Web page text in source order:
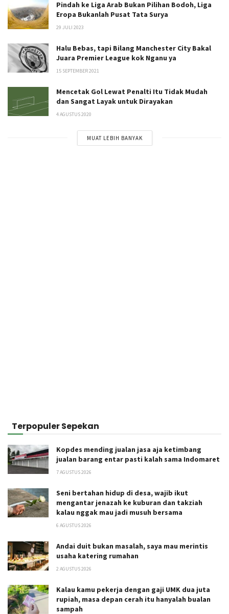
Pindah ke Liga Arab Bukan Pilihan Bodoh, Liga
Eropa Bukanlah Pusat Tata Surya
29 JULI 2023
Halu Bebas, tapi Bilang Manchester City Bakal
Juara Premier League kok Nganu ya
15 SEPTEMBER 2021
Mencetak Gol Lewat Penalti Itu Tidak Mudah
dan Sangat Layak untuk Dirayakan
4 AGUSTUS 2020
MUAT LEBIH BANYAK
Terpopuler Sepekan
Kopdes mending jualan jasa aja ketimbang
jualan barang entar pasti kalah sama Indomaret
7 AGUSTUS 2026
Seni bertahan hidup di desa, wajib ikut
mengantar jenazah ke kuburan dan takziah
kalau nggak mau jadi musuh bersama
6 AGUSTUS 2026
Andai duit bukan masalah, saya mau merintis
usaha katering rumahan
2 AGUSTUS 2026
Kalau kamu pekerja dengan gaji UMK dua juta
rupiah, masa depan cerah itu hanyalah bualan
sampah